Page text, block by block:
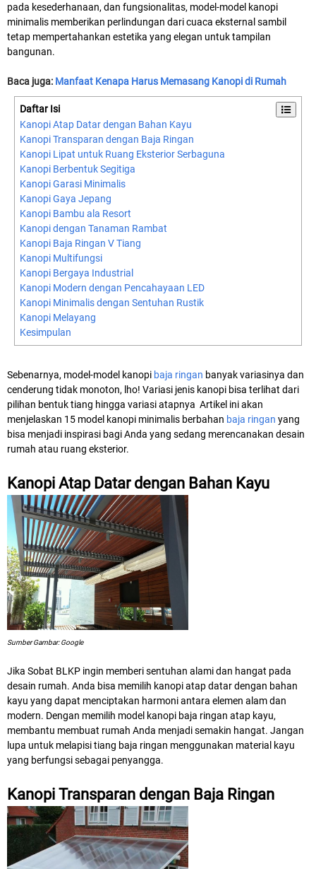
pada kesederhanaan, dan fungsionalitas, model-model kanopi
minimalis memberikan perlindungan dari cuaca eksternal sambil
tetap mempertahankan estetika yang elegan untuk tampilan
bangunan.
Baca juga: Manfaat Kenapa Harus Memasang Kanopi di Rumah
Daftar Isi
Kanopi Atap Datar dengan Bahan Kayu
Kanopi Transparan dengan Baja Ringan
Kanopi Lipat untuk Ruang Eksterior Serbaguna
Kanopi Berbentuk Segitiga
Kanopi Garasi Minimalis
Kanopi Gaya Jepang
Kanopi Bambu ala Resort
Kanopi dengan Tanaman Rambat
Kanopi Baja Ringan V Tiang
Kanopi Multifungsi
Kanopi Bergaya Industrial
Kanopi Modern dengan Pencahayaan LED
Kanopi Minimalis dengan Sentuhan Rustik
Kanopi Melayang
Kesimpulan
Sebenarnya, model-model kanopi baja ringan banyak variasinya dan
cenderung tidak monoton, lho! Variasi jenis kanopi bisa terlihat dari
pilihan bentuk tiang hingga variasi atapnya Artikel ini akan
menjelaskan 15 model kanopi minimalis berbahan baja ringan yang
bisa menjadi inspirasi bagi Anda yang sedang merencanakan desain
rumah atau ruang eksterior.
Kanopi Atap Datar dengan Bahan Kayu
Sumber Gambar: Google
Jika Sobat BLKP ingin memberi sentuhan alami dan hangat pada
desain rumah. Anda bisa memilih kanopi atap datar dengan bahan
kayu yang dapat menciptakan harmoni antara elemen alam dan
modern. Dengan memilih model kanopi baja ringan atap kayu,
membantu membuat rumah Anda menjadi semakin hangat. Jangan
lupa untuk melapisi tiang baja ringan menggunakan material kayu
yang berfungsi sebagai penyangga.
Kanopi Transparan dengan Baja Ringan